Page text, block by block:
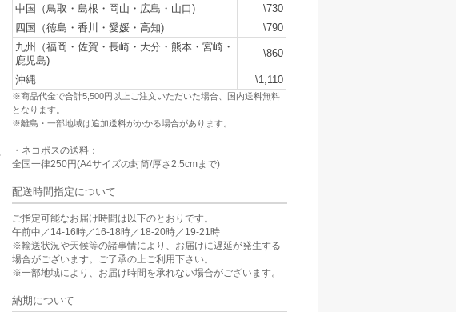
中国（鳥取・島根・岡山・広島・山口)
\730
四国（徳島・香川・愛媛・高知)
\790
九州（福岡・佐賀・長崎・大分・熊本・宮崎・
鹿児島)
\860
沖縄 \1,110
※商品代金で合計5,500円以上ご注文いただいた場合、国内送料無料
となります。
※離島・一部地域は追加送料がかかる場合があります。
・ネコポスの送料：
全国一律250円(A4サイズの封筒/厚さ2.5cmまで)
配送時間指定について
ご指定可能なお届け時間は以下のとおりです。
午前中／14-16時／16-18時／18-20時／19-21時
※輸送状況や天候等の諸事情により、お届けに遅延が発生する
場合がございます。ご了承の上ご利用下さい。
※一部地域により、お届け時間を承れない場合がございます。
納期について